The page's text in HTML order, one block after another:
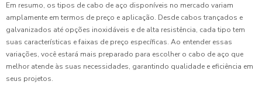
Em resumo, os tipos de cabo de aço disponíveis no mercado variam
amplamente em termos de preço e aplicação. Desde cabos trançados e
galvanizados até opções inoxidáveis e de alta resistência, cada tipo tem
suas características e faixas de preço específicas. Ao entender essas
variações, você estará mais preparado para escolher o cabo de aço que
melhor atende às suas necessidades, garantindo qualidade e eficiência em
seus projetos.